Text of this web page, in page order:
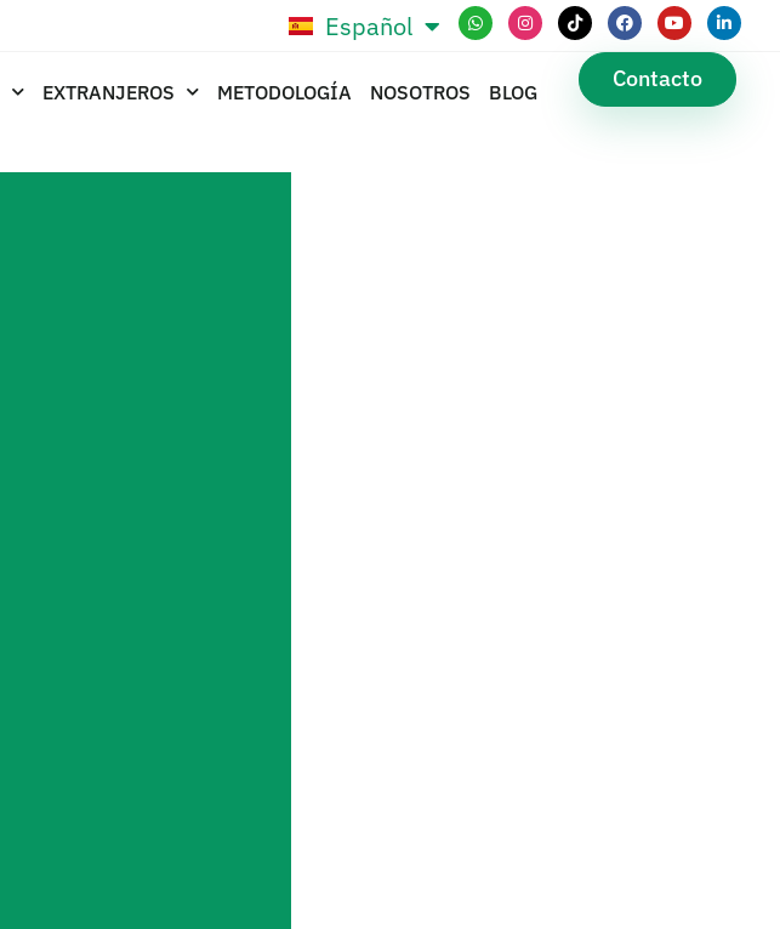
Español
Português
EXTRANJEROS METODOLOGÍA NOSOTROS BLOG Contacto